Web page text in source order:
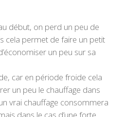
début, on perd un peu de
cela permet de faire un petit
un peu sur sa
car en période froide cela
un peu le chauffage dans
vrai chauffage consommera